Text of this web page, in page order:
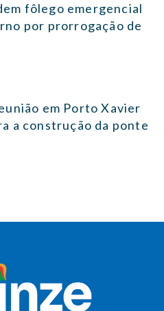
fôlego emergencial
por prorrogação de
em Porto Xavier
a construção da ponte